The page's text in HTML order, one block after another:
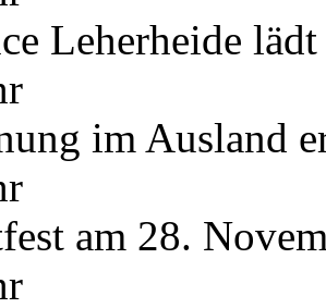
Leherheide
im Ausland
am 28.